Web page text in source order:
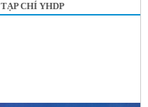
TẠP CHÍ YHDP